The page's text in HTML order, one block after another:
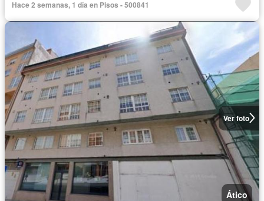
Hace 2 semanas, 1 día en Pisos - 500841
Ver foto
Ático